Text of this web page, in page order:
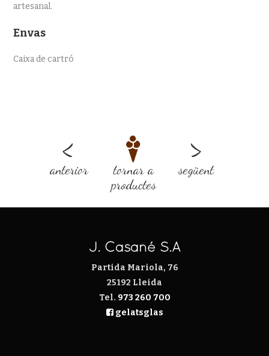
artesanal.
Envas
Caixa de cartró
<
anterior
tornar a
productes
>
següent
J. Casañé S.A
Partida Mariola, 76
25192 Lleida
Tel. 973 260 700
gelatsglas